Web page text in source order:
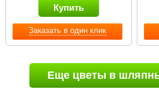
Заказать в один клик
Купить
Еще цветы в